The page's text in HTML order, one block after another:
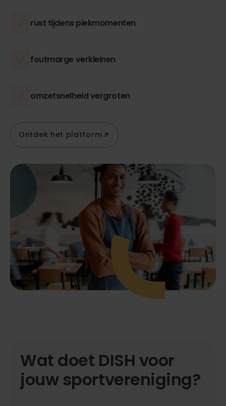
rust tijdens piekmomenten
foutmarge verkleinen
omzetsnelheid vergroten
Ontdek het platform
Wat doet DISH voor
jouw sportvereniging?